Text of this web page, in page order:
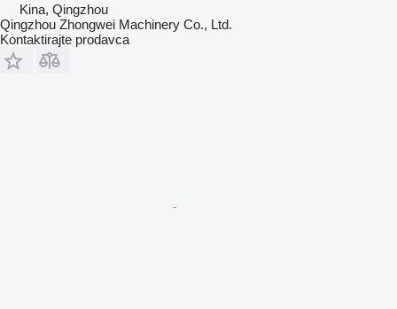
Kina, Qingzhou
Qingzhou Zhongwei Machinery Co., Ltd.
Kontaktirajte prodavca